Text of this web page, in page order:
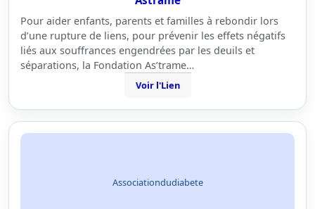
Pour aider enfants, parents et familles à rebondir lors
d’une rupture de liens, pour prévenir les effets négatifs
liés aux souffrances engendrées par les deuils et
séparations, la Fondation As’trame…
Voir l'Lien
Associationdudiabete